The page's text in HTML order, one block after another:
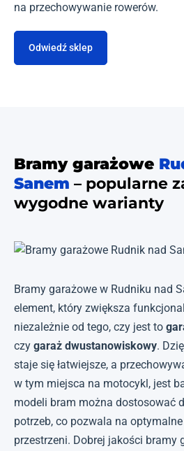
na przechowywanie rowerów.
Odwiedź sklep
Bramy garażowe
Sanem – popularne
wygodne warianty
Bramy garażowe w Rudniku nad
element, który zwiększa
niezależnie od tego, czy jest to
czy garaż dwustanowiskowy.
staje się łatwiejsze, a
w tym miejsca na motocykl, jest
modeli bram można dostosować
potrzeb, co pozwala na
przestrzeni. Dobrej jakości bramy